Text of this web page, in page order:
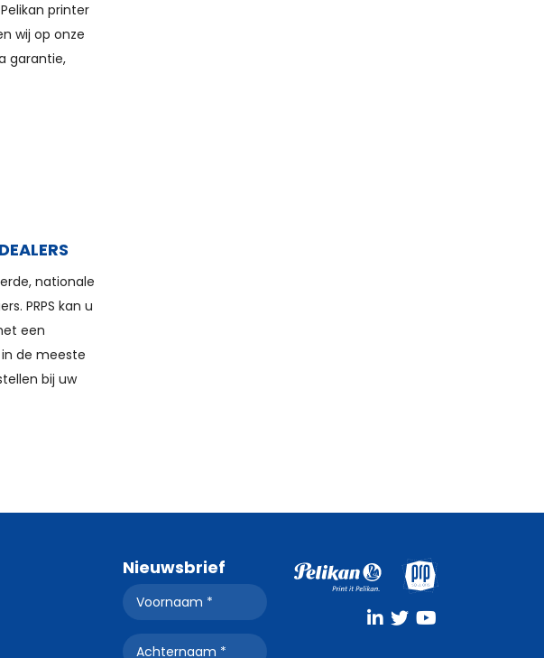
printer
wij op onze
garantie,
nationale
PRPS kan u
een
de meeste
bij uw
Nieuwsbrief